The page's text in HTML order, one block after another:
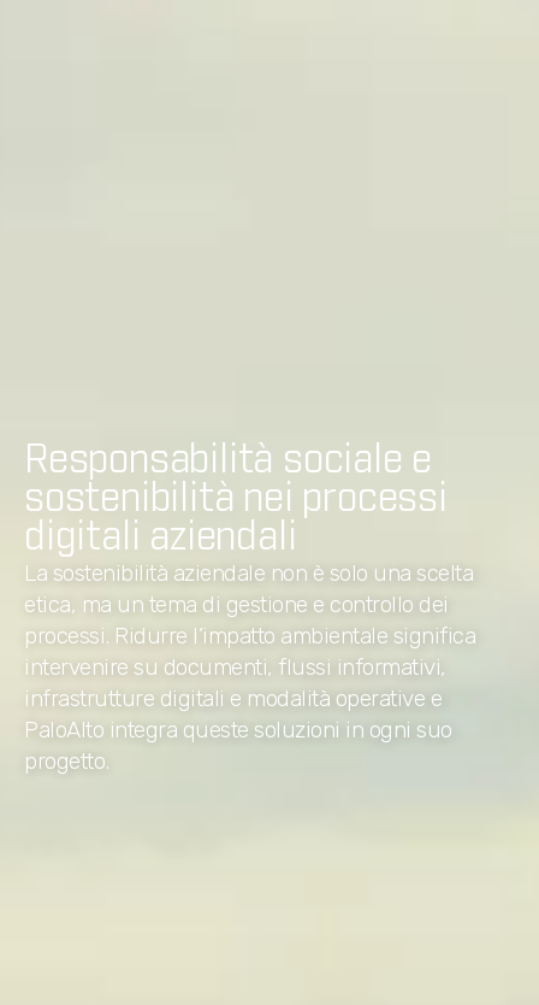
Responsabilità sociale e
sostenibilità nei processi
digitali aziendali
La sostenibilità aziendale non è solo una scelta
etica, ma un tema di gestione e controllo dei
processi. Ridurre l’impatto ambientale significa
intervenire su documenti, flussi informativi,
infrastrutture digitali e modalità operative e
PaloAlto integra queste soluzioni in ogni suo
progetto.